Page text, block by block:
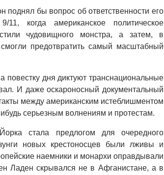
бы вопрос об ответственности его
11, когда американское политическое
чудовищного монстра, а затем, в
предотвратить самый масштабный
повестку дня диктуют транснациональные
И даже оскароносный документальный
между американским истеблишментом
серьезным волнениям и протестам.
стала предлогом для очередного
новых крестоносцев были лживы и
наемники и монархи оправдывали
Ладен скрывался не в Афганистане, а в